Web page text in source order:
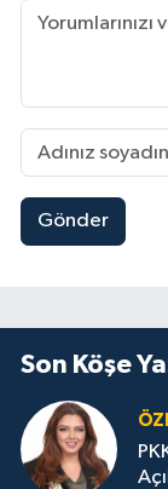
Gönder
Son Köşe